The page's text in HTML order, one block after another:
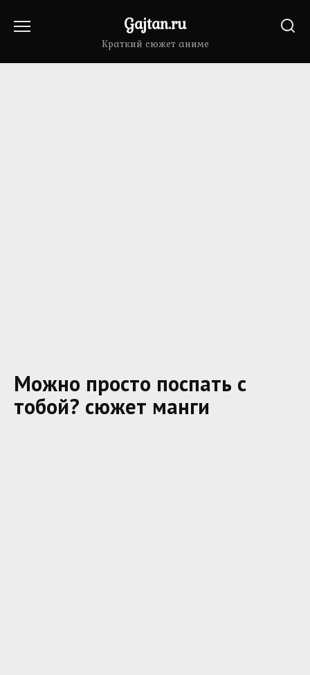
Gajtan.ru
Краткий сюжет аниме
Можно просто поспать с
тобой? сюжет манги